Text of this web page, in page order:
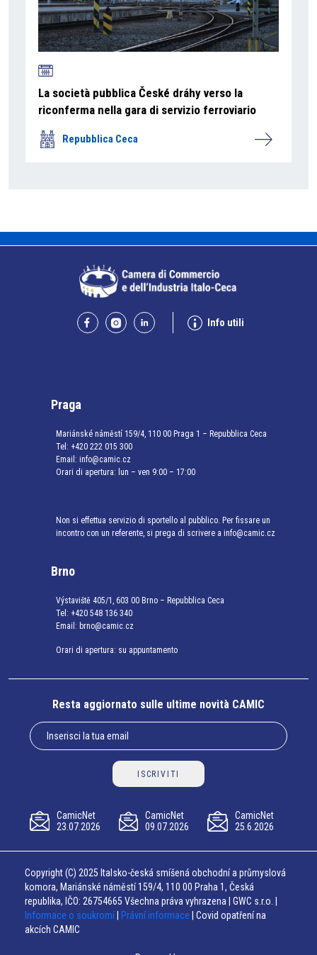
La società pubblica České dráhy verso la
riconferma nella gara di servizio ferroviario
Repubblica Ceca
Info utili
Praga
Mariánské náměstí 159/4, 110 00 Praga 1 – Repubblica Ceca
Tel: +420 222 015 300
Email: info@camic.cz
Orari di apertura: lun – ven 9:00 – 17:00
Non si effettua servizio di sportello al pubblico. Per fissare un
incontro con un referente, si prega di scrivere a info@camic.cz
Brno
Výstaviště 405/1, 603 00 Brno – Repubblica Ceca
Tel: +420 548 136 340
Email: brno@camic.cz
Orari di apertura: su appuntamento
Resta aggiornato sulle ultime novità CAMIC
ISCRIVITI
CamicNet
23.07.2026
CamicNet
09.07.2026
CamicNet
25.6.2026
Copyright (C) 2025 Italsko-česká smíšená obchodní a průmyslová
komora, Mariánské náměstí 159/4, 110 00 Praha 1, Česká
republika, IČO: 26754665 Všechna práva vyhrazena | GWC s.r.o. |
Informace o soukromí
Právní informace | Covid opatření na
akcích CAMIC